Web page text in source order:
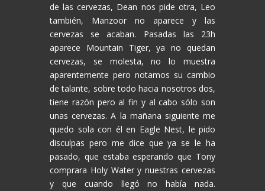
de las cervezas, Dean nos pide otra, Leo
también, Manzoor no aparece y las
cervezas se acaban. Pasadas las 23h
aparece Mountain Tiger, ya no quedan
cervezas, se molesta, no lo muestra
aparentemente pero notamos su cambio
de talante, sobre todo hacia nosotros dos,
tiene razón pero al fin y al cabo sólo son
unas cervezas. A la mañana siguiente me
quedo sola con él en Eagle Nest, le pido
disculpas pero me dice que ya se le ha
pasado, que estaba esperando que Tony
comprara Holy Water y nuestras cervezas
y que cuando llegó no había nada.